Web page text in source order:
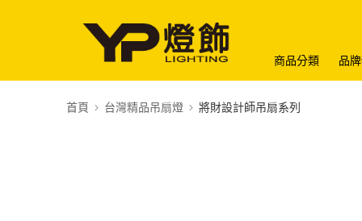
商品分類 品
首頁 台灣精品吊扇燈 將財設計師吊扇系列